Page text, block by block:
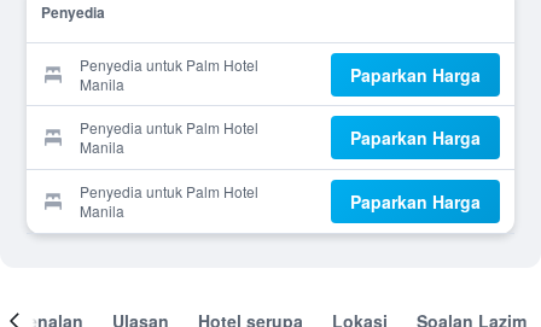
Penyedia
Penyedia untuk Palm Hotel
Manila
Paparkan Harga
Penyedia untuk Palm Hotel
Manila
Paparkan Harga
Penyedia untuk Palm Hotel
Manila
Paparkan Harga
Ulasan Hotel serupa Lokasi Soalan Lazim